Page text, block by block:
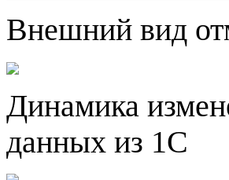
Внешний вид
Динамика
данных из 1С